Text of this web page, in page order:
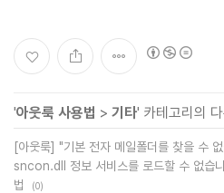
'아웃룩 사용법 > 기타' 카테고리의
[아웃룩] "기본 전자 메일폴더를 찾을 수
sncon.dll 정보 서비스를 로드할 수 없습
법
(0)